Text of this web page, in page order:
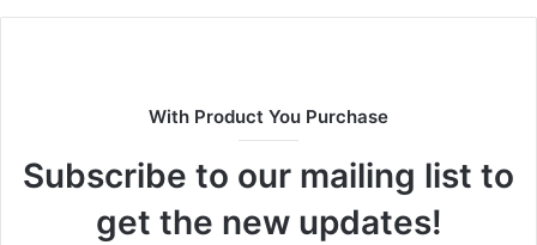
With Product You Purchase
Subscribe to our mailing list to
get the new updates!